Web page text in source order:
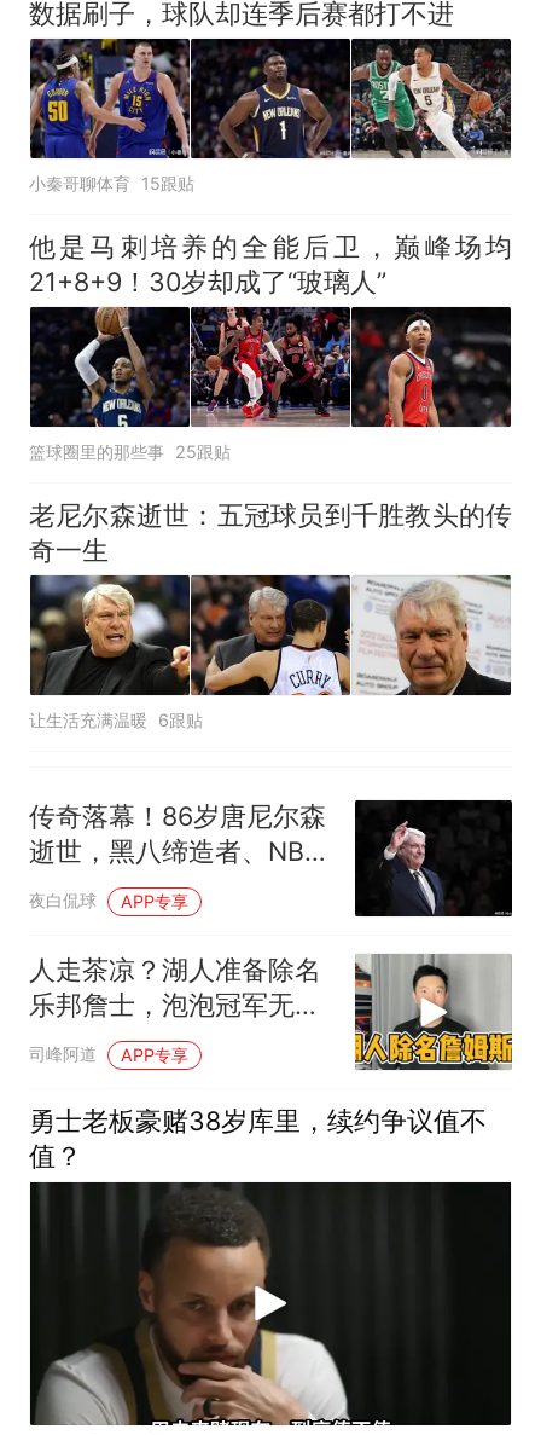
数据刷子，球队却连季后赛都打不进
小秦哥聊体育 15跟贴
他是马刺培养的全能后卫，巅峰场均
21+8+9！30岁却成了“玻璃人”
篮球圈里的那些事 25跟贴
老尼尔森逝世：五冠球员到千胜教头的传
奇一生
让生活充满温暖 6跟贴
传奇落幕！86岁唐尼尔森
逝世，黑八缔造者、NBA
战术革新先驱告别篮坛
夜白侃球 APP专享
人走茶凉？湖人准备除名
乐邦詹士，泡泡冠军无法
获得尊重？
司峰阿道 APP专享
勇士老板豪赌38岁库里，续约争议值不
值？